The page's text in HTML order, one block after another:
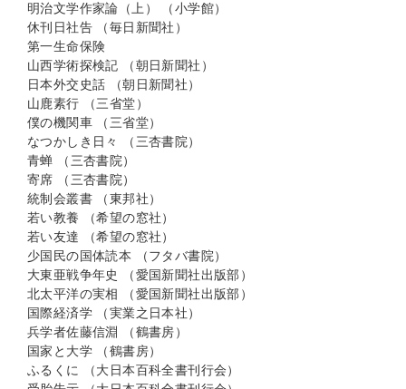
明治文学作家論（上） （小学館）
休刊日社告 （毎日新聞社）
第一生命保険
山西学術探検記 （朝日新聞社）
日本外交史話 （朝日新聞社）
山鹿素行 （三省堂）
僕の機関車 （三省堂）
なつかしき日々 （三杏書院）
青蝉 （三杏書院）
寄席 （三杏書院）
統制会叢書 （東邦社）
若い教養 （希望の窓社）
若い友達 （希望の窓社）
少国民の国体読本 （フタバ書院）
大東亜戦争年史 （愛国新聞社出版部）
北太平洋の実相 （愛国新聞社出版部）
国際経済学 （実業之日本社）
兵学者佐藤信淵 （鶴書房）
国家と大学 （鶴書房）
ふるくに （大日本百科全書刊行会）